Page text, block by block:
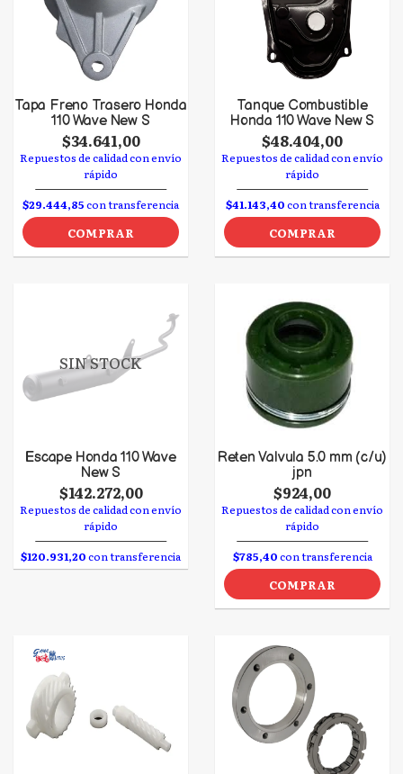
Tapa Freno Trasero Honda
110 Wave New S
$34.641,00
Repuestos de calidad con envío
rápido
$29.444,85con transferencia
COMPRAR
Tanque Combustible
Honda 110 Wave New S
$48.404,00
Repuestos de calidad con envío
rápido
$41.143,40con transferencia
COMPRAR
SIN STOCK
Escape Honda 110 Wave
New S
$142.272,00
Repuestos de calidad con envío
rápido
$120.931,20con transferencia
Reten Valvula 5.0 mm (c/u)
jpn
$924,00
Repuestos de calidad con envío
rápido
$785,40con transferencia
COMPRAR